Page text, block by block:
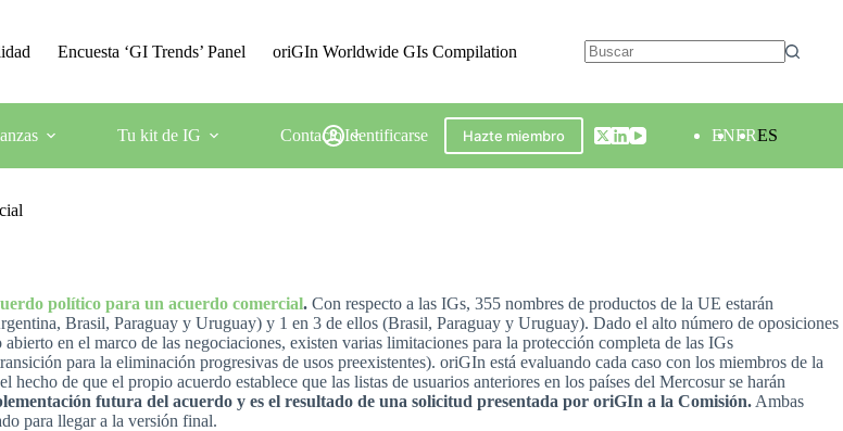
Encuesta ‘GI Trends’ Panel oriGIn Worldwide GIs Compilation
Tu kit de IG ContactoIdentificarse Hazte miembro ENFRES
político para un acuerdo comercial. Con respecto a las IGs, 355 nombres de productos de la UE estarán
Brasil, Paraguay y Uruguay) y 1 en 3 de ellos (Brasil, Paraguay y Uruguay). Dado el alto número de oposiciones
en el marco de las negociaciones, existen varias limitaciones para la protección completa de las IGs
para la eliminación progresivas de usos preexistentes). oriGIn está evaluando cada caso con los miembros de la
hecho de que el propio acuerdo establece que las listas de usuarios anteriores en los países del Mercosur se harán
futura del acuerdo y es el resultado de una solicitud presentada por oriGIn a la Comisión. Ambas
para llegar a la versión final.